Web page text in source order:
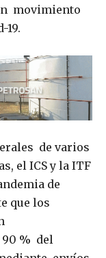
movimiento
19.
de varios
el ICS y la ITF
de
que los
90 % del